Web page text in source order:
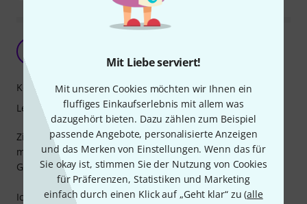
Mit Liebe serviert!
Mit unseren Cookies möchten wir Ihnen ein
fluffiges Einkaufserlebnis mit allem was
dazugehört bieten. Dazu zählen zum Beispiel
passende Angebote, personalisierte Anzeigen
und das Merken von Einstellungen. Wenn das für
Sie okay ist, stimmen Sie der Nutzung von Cookies
für Präferenzen, Statistiken und Marketing
einfach durch einen Klick auf „Geht klar“ zu (alle
ukuluku 16.05.2023
Zitat S. 9: "Dieses Buch kommt ohne viel Theorie aus. Wir
müssen nicht erst Noten lesen lernen, um anzufangen."
Genau so ist es: Aufmachen und anfangen zu spielen!
Ich kann die geäußerte Kritik zum Buch nicht verstehen.
Kompetenz
Lernfaktor